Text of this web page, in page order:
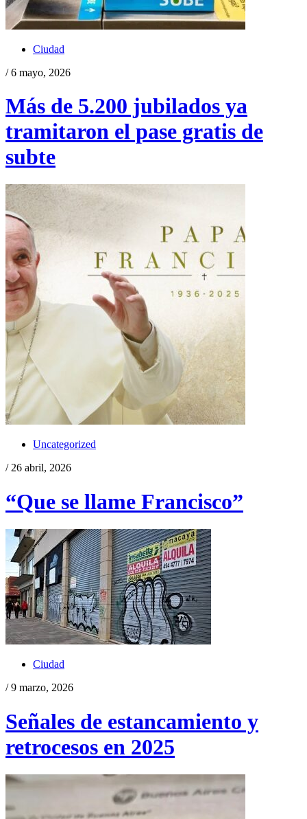
Ciudad
/ 6 mayo, 2026
Más de 5.200 jubilados ya
tramitaron el pase gratis de
subte
Uncategorized
/ 26 abril, 2026
“Que se llame Francisco”
Ciudad
/ 9 marzo, 2026
Señales de estancamiento y
retrocesos en 2025